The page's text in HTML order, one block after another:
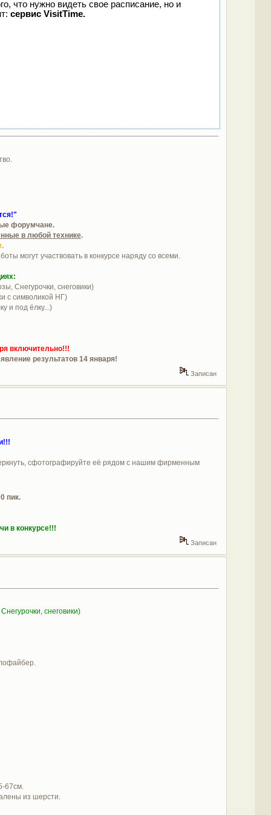
что нужно видеть свое расписание, но и
сервис VisitTime.
форумчане.
в любой технике.
могут участвовать в конкурсе наряду со всеми.
Снегурочки, снеговики)
с символикой НГ)
и под ёлку...)
включительно!!!
результатов 14 января!
Записан
сфотографируйте её рядом с нашим фирменным
пик.
в конкурсе!!!
Записан
снеговики)
67см.
из шерсти.